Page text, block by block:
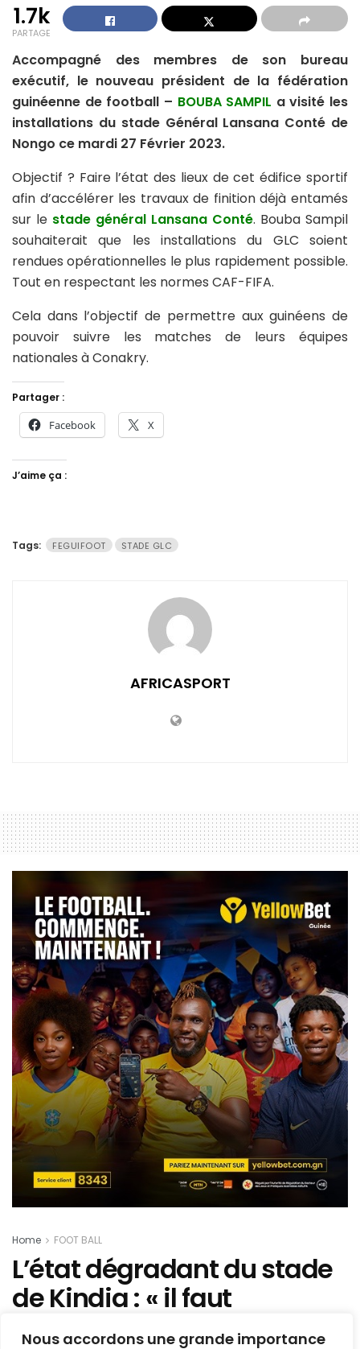
Nous accordons une grande importance
1.7k
PARTAGE
Accompagné des membres de son bureau
exécutif, le nouveau président de la fédération
guinéenne de football – BOUBA SAMPIL a visité les
installations du stade Général Lansana Conté de
Nongo ce mardi 27 Février 2023.
Objectif ? Faire l’état des lieux de cet édifice sportif
afin d’accélérer les travaux de finition déjà entamés
sur le stade général Lansana Conté. Bouba Sampil
souhaiterait que les installations du GLC soient
rendues opérationnelles le plus rapidement possible.
Tout en respectant les normes CAF-FIFA.
Cela dans l’objectif de permettre aux guinéens de
pouvoir suivre les matches de leurs équipes
nationales à Conakry.
Partager :
Facebook X
J’aime ça :
Tags: FEGUIFOOT STADE GLC
AFRICASPORT
Home FOOT BALL
L’état dégradant du stade
de Kindia : « il faut
obligatoirement qu’on y